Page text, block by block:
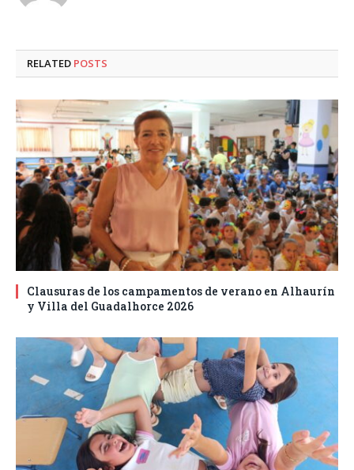
RELATED POSTS
Clausuras de los campamentos de verano en Alhaurín
y Villa del Guadalhorce 2026